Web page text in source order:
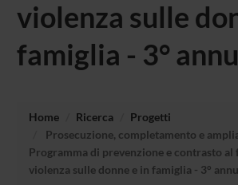
violenza sulle
famiglia - 3°
Home Ricerca
Progetti
Prosecuzione, completamento e
Programma di prevenzione e contrasto al
violenza sulle donne e in famiglia - 3°